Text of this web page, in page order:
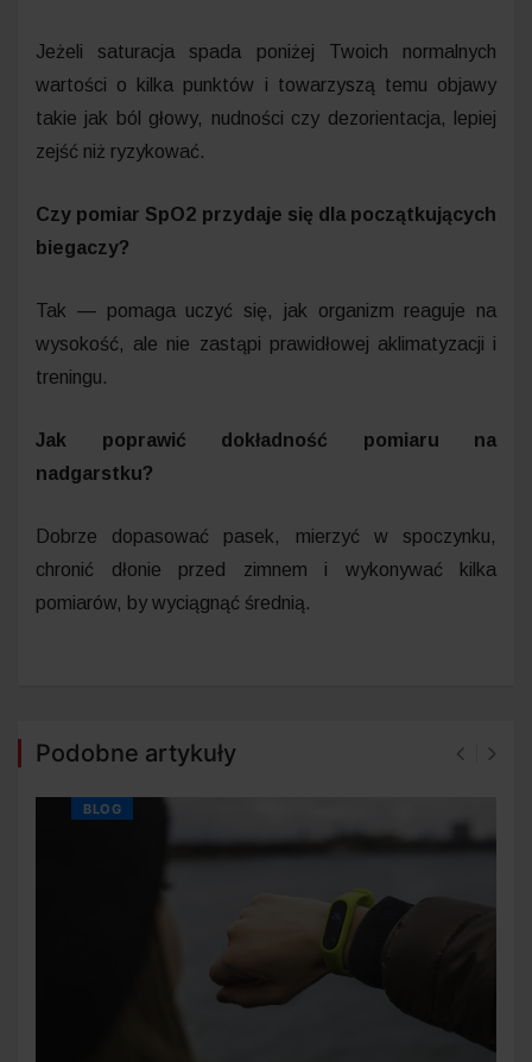
Jeżeli saturacja spada poniżej Twoich normalnych
wartości o kilka punktów i towarzyszą temu objawy
takie jak ból głowy, nudności czy dezorientacja, lepiej
zejść niż ryzykować.
Czy pomiar SpO2 przydaje się dla początkujących
biegaczy?
Tak — pomaga uczyć się, jak organizm reaguje na
wysokość, ale nie zastąpi prawidłowej aklimatyzacji i
treningu.
Jak poprawić dokładność pomiaru na
nadgarstku?
Dobrze dopasować pasek, mierzyć w spoczynku,
chronić dłonie przed zimnem i wykonywać kilka
pomiarów, by wyciągnąć średnią.
Podobne artykuły
BLOG